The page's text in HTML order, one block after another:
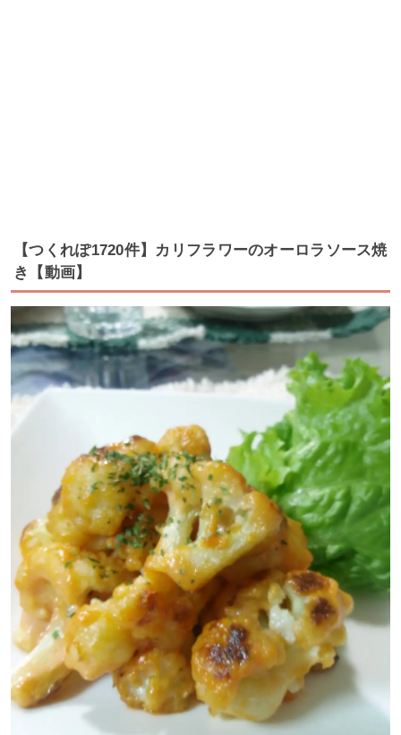
【つくれぽ1720件】カリフラワーのオーロラソース焼
き【動画】